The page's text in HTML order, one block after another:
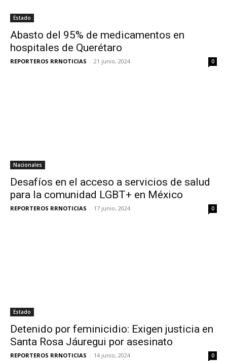
Estado
Abasto del 95% de medicamentos en
hospitales de Querétaro
REPORTEROS RRNOTICIAS - 21 junio, 2024 0
Nacionales
Desafíos en el acceso a servicios de salud
para la comunidad LGBT+ en México
REPORTEROS RRNOTICIAS - 17 junio, 2024 0
Estado
Detenido por feminicidio: Exigen justicia en
Santa Rosa Jáuregui por asesinato
REPORTEROS RRNOTICIAS - 14 junio, 2024 0